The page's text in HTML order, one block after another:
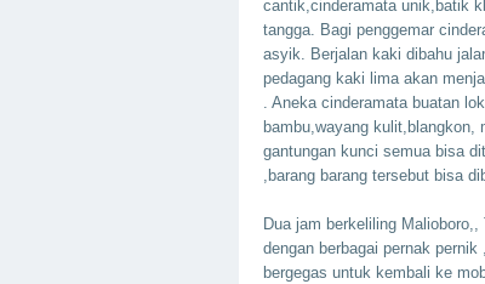
cantik,cinderamata unik,batik
tangga. Bagi penggemar
asyik. Berjalan kaki dibahu
pedagang kaki lima akan
. Aneka cinderamata buatan
bambu,wayang kulit,blangkon,
gantungan kunci semua bisa
,barang barang tersebut bisa
Dua jam berkeliling
dengan berbagai pernak
bergegas untuk kembali ke